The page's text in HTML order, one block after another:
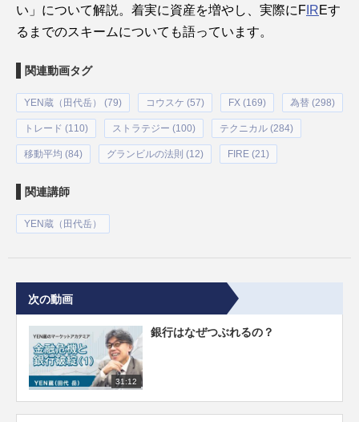
い」について解説。着実に資産を増やし、実際にF IREす
るまでのスキームについても語っています。
関連動画タグ
YEN蔵（田代岳） (79) コウスケ (57) FX (169) 為替 (298)
トレード (110) ストラテジー (100) テクニカル (284)
移動平均 (84) グランビルの法則 (12) FIRE (21)
関連講師
YEN蔵（田代岳）
次の動画
31:12
銀行はなぜつぶれるの？